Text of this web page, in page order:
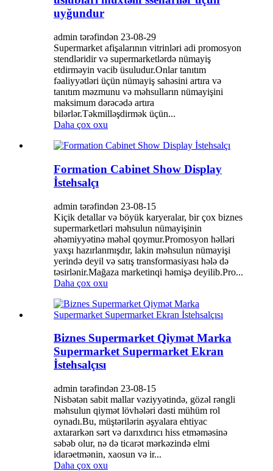
uyğundur
admin tərəfindən 23-08-29
Supermarket afişalarının vitrinləri adi promosyon
stendləridir və supermarketlərdə nümayiş
etdirməyin vacib üsuludur.Onlar tanıtım
fəaliyyətləri üçün nümayiş sahəsini artıra və
tanıtım məzmunu və məhsulların nümayişini
maksimum dərəcədə artıra
bilərlər.Təkmilləşdirmək üçün...
Daha çox oxu
Formation Cabinet Show Display
İstehsalçı
admin tərəfindən 23-08-15
Kiçik detallar və böyük karyeralar, bir çox biznes
supermarketləri məhsulun nümayişinin
əhəmiyyətinə məhəl qoymur.Promosyon həlləri
yaxşı hazırlanmışdır, lakin məhsulun nümayişi
yerində deyil və satış transformasiyası hələ də
təsirlənir.Mağaza marketinqi həmişə deyilib.Pro...
Daha çox oxu
Biznes Supermarket Qiymət Marka
Supermarket Supermarket Ekran
İstehsalçısı
admin tərəfindən 23-08-15
Nisbətən sabit mallar vəziyyətində, gözəl rəngli
məhsulun qiymət lövhələri dəsti mühüm rol
oynadı.Bu, müştərilərin əşyalara ehtiyac
axtararkən sərt və darıxdırıcı hiss etməməsinə
səbəb olur, nə də ticarət mərkəzində elmi
idarəetmənin, xaosun və ir...
Daha çox oxu